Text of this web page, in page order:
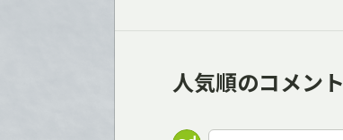
人気順のコメント